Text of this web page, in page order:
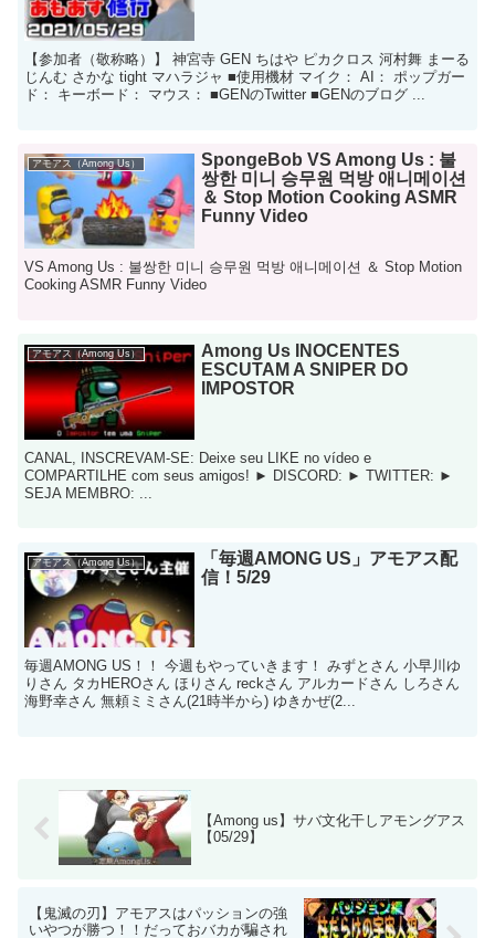
【参加者（敬称略）】 神宮寺 GEN ちはや ピカクロス 河村舞 まーる
じんむ さかな tight マハラジャ ■使用機材 マイク： AI： ポップガー
ド： キーボード： マウス： ■GENのTwitter ■GENのブログ ...
アモアス（Among Us）
SpongeBob VS Among Us : 불
쌍한 미니 승무원 먹방 애니메이션
＆ Stop Motion Cooking ASMR
Funny Video
VS Among Us : 불쌍한 미니 승무원 먹방 애니메이션 ＆ Stop Motion
Cooking ASMR Funny Video
アモアス（Among Us）
Among Us INOCENTES
ESCUTAM A SNIPER DO
IMPOSTOR
CANAL, INSCREVAM-SE: Deixe seu LIKE no vídeo e
COMPARTILHE com seus amigos! ► DISCORD: ► TWITTER: ►
SEJA MEMBRO: ...
アモアス（Among Us）
「毎週AMONG US」アモアス配
信！5/29
毎週AMONG US！！ 今週もやっていきます！ みずとさん 小早川ゆ
りさん タカHEROさん ほりさん reckさん アルカードさん しろさん
海野幸さん 無頼ミミさん(21時半から) ゆきかぜ(2...
【Among us】サバ文化干しアモングアス
【05/29】
【鬼滅の刃】アモアスはパッションの強
いやつが勝つ！！だっておバカが騙され